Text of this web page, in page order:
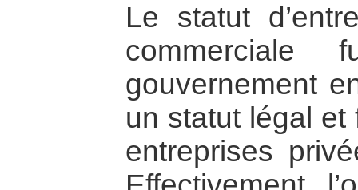
Le statut
gouvernement
un statut légal
entreprises